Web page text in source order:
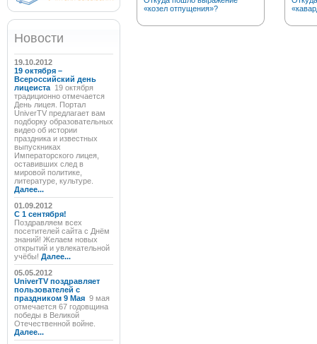
Новости
19.10.2012
19 октября –
Всероссийский день
лицеиста 19 октября
традиционно отмечается
День лицея. Портал
UniverTV предлагает вам
подборку образовательных
видео об истории
праздника и известных
выпускниках
Императорского лицея,
оставивших след в
мировой политике,
литературе, культуре.
Далее...
01.09.2012
C 1 сентября!
Поздравляем всех
посетителей сайта с Днём
знаний! Желаем новых
открытий и увлекательной
учёбы! Далее...
05.05.2012
UniverTV поздравляет
пользователей с
праздником 9 Мая 9 мая
отмечается 67 годовщина
победы в Великой
Отечественной войне.
Далее...
«козел отпущения»?